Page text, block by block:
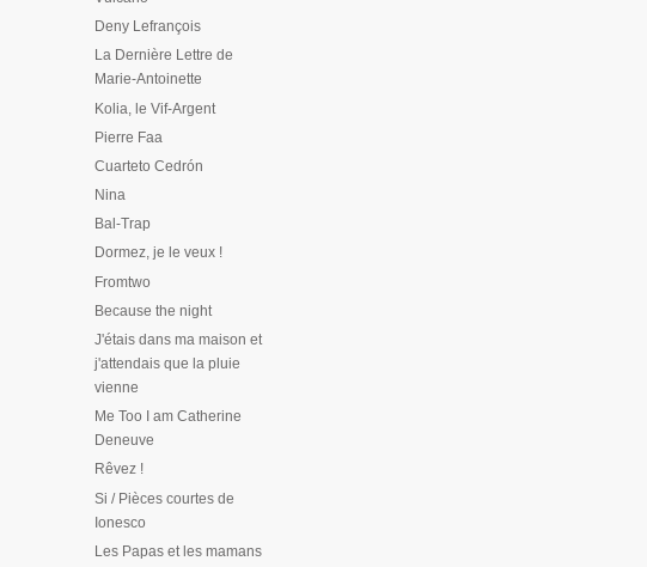
Deny Lefrançois
La Dernière Lettre de
Marie-Antoinette
Kolia, le Vif-Argent
Pierre Faa
Cuarteto Cedrón
Nina
Bal-Trap
Dormez, je le veux !
Fromtwo
Because the night
J'étais dans ma maison et
j'attendais que la pluie
vienne
Me Too I am Catherine
Deneuve
Rêvez !
Si / Pièces courtes de
Ionesco
Les Papas et les mamans